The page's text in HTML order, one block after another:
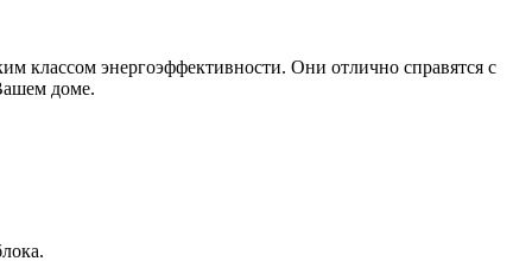
энергоэффективности. Они отлично справятся с
доме.